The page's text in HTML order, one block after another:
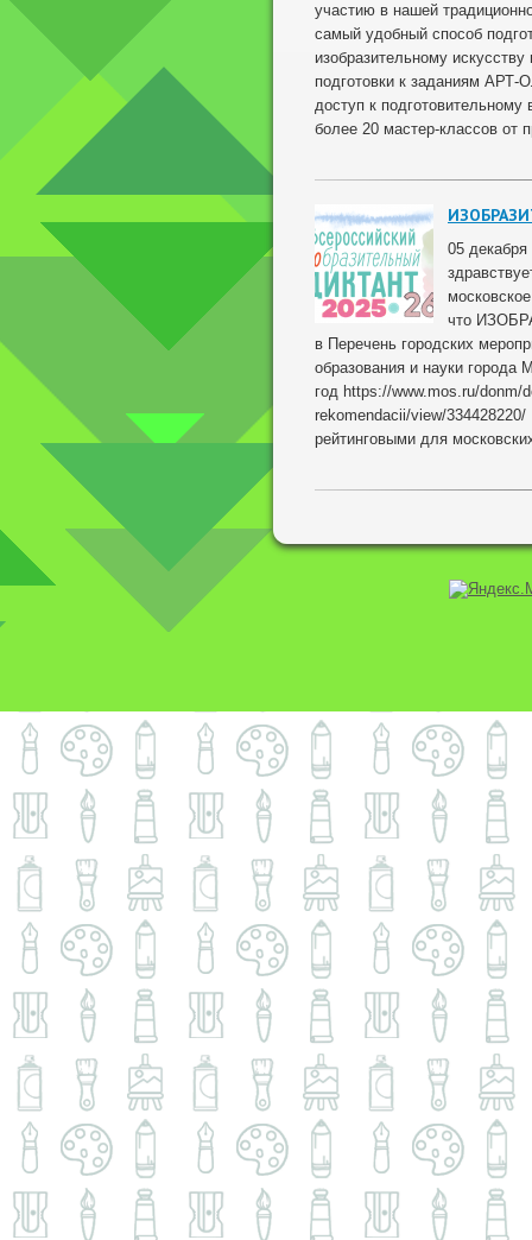
участию в нашей
самый удобный способ
изобразительному
подготовки к заданиям
доступ к подготовительному
более 20 мастер-классов от
05 декабря
что
в Перечень городских
образования и науки города
год https://www.mos.ru/donm/
rekomendacii/view/
рейтинговыми для